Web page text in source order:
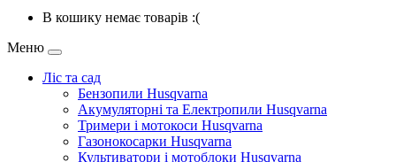
В кошику немає товарів :(
Меню
Ліс та сад
Бензопили Husqvarna
Акумуляторні та Електропили Husqvarna
Тримери і мотокоси Husqvarna
Газонокосарки Husqvarna
Культиватори і мотоблоки Husqvarna